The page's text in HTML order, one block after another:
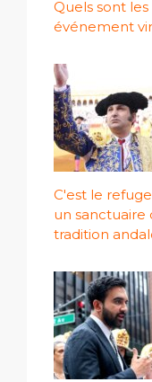
Quels sont les
événement
C'est le
un
tradition